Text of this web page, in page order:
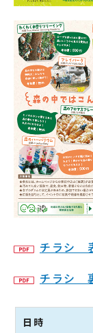
チラシ
チラシ
日時